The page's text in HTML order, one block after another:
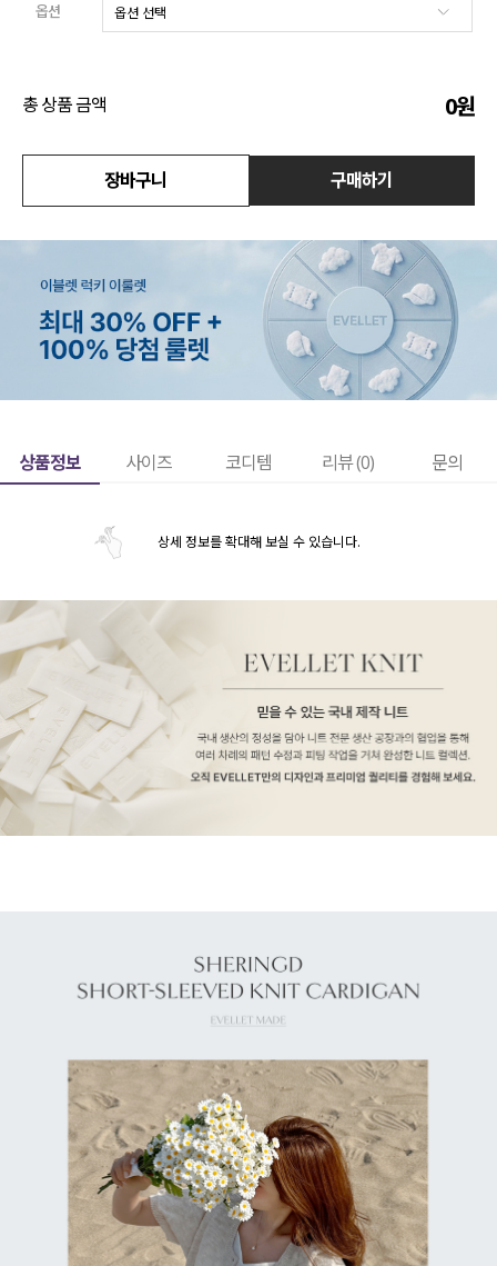
코디템
옵션
총 상품 금액 0원
장바구니 구매하기
상품정보 사이즈 코디템 리뷰 (0) 문의
상세 정보를 확대해 보실 수 있습니다.